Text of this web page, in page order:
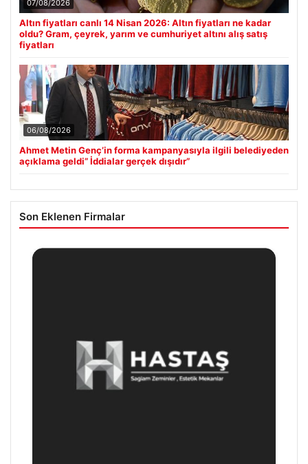
07/08/2026
Altın fiyatları canlı 14 Nisan 2026: Altın fiyatları ne kadar
oldu? Gram, çeyrek, yarım ve cumhuriyet altını alış satış
fiyatları
06/08/2026
Ahmet Metin Genç’in forma kampanyasıyla ilgili belediyeden
açıklama geldi” İddialar gerçek dışıdır”
Son Eklenen Firmalar